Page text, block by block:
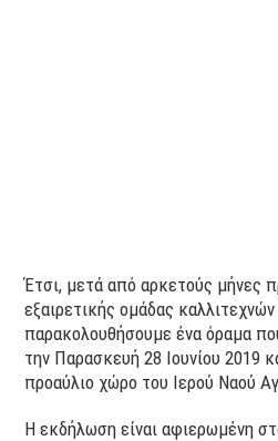
Έτσι, μετά από αρκετούς μήνες
εξαιρετικής ομάδας
παρακολουθήσουμε ένα όραμα
την Παρασκευή 28 Ιουνίου 2019
προαύλιο χώρο του Ιερού Ναού
Η εκδήλωση είναι αφιερωμένη